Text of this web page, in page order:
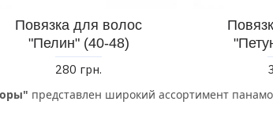
представлен широкий ассортимент
Повязка для волос
"Пелин" (40-48)
280 грн.